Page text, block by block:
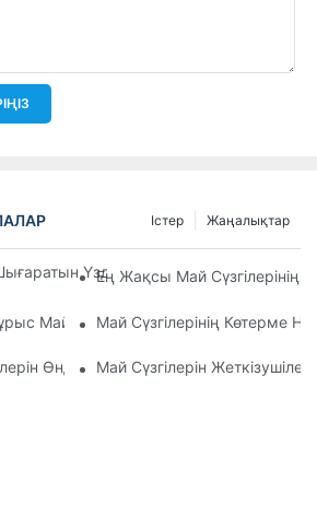
Жаңалықтар
Істер
Шығаратын Үздік Компаниялар: Жан-
Ең Жақсы Май Сүзгілерінің
Май Сүзгісін Таңдау: Негізгі Ойлар
Май Сүзгілерінің Көтерме
Өндірушілер Мен Олардың
Май Сүзгілерін